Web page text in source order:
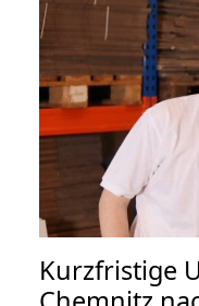
Kurzfristige